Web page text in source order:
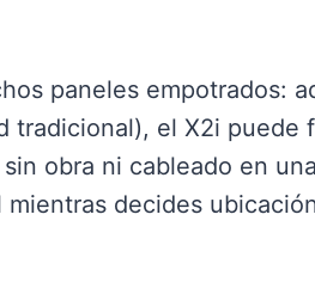
paneles empotrados:
tradicional), el X2i
obra ni cableado en
decides